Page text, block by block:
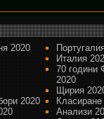
2020
Италия
70 години
2020
Щирия
2020
Анализи